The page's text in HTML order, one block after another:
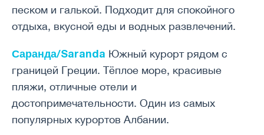
песком и галькой. Подходит для спокойного
отдыха, вкусной еды и водных развлечений.
Саранда/Saranda Южный курорт рядом с
границей Греции. Тёплое море, красивые
пляжи, отличные отели и
достопримечательности. Один из самых
популярных курортов Албании.